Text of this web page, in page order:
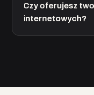
Czy oferujesz
internetowych?